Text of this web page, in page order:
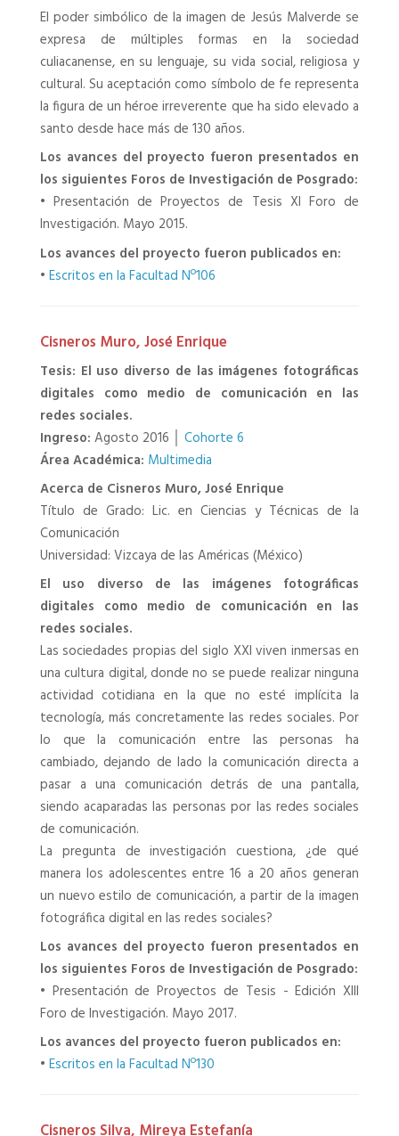
El poder simbólico de la imagen de Jesús Malverde se
expresa de múltiples formas en la sociedad
culiacanense, en su lenguaje, su vida social, religiosa y
cultural. Su aceptación como símbolo de fe representa
la figura de un héroe irreverente que ha sido elevado a
santo desde hace más de 130 años.
Los avances del proyecto fueron presentados en
los siguientes Foros de Investigación de Posgrado:
• Presentación de Proyectos de Tesis XI Foro de
Investigación. Mayo 2015.
Los avances del proyecto fueron publicados en:
• Escritos en la Facultad Nº106
Cisneros Muro, José Enrique
Tesis: El uso diverso de las imágenes fotográficas
digitales como medio de comunicación en las
redes sociales.
Ingreso: Agosto 2016 │ Cohorte 6
Área Académica: Multimedia
Acerca de Cisneros Muro, José Enrique
Título de Grado: Lic. en Ciencias y Técnicas de la
Comunicación
Universidad: Vizcaya de las Américas (México)
El uso diverso de las imágenes fotográficas
digitales como medio de comunicación en las
redes sociales.
Las sociedades propias del siglo XXI viven inmersas en
una cultura digital, donde no se puede realizar ninguna
actividad cotidiana en la que no esté implícita la
tecnología, más concretamente las redes sociales. Por
lo que la comunicación entre las personas ha
cambiado, dejando de lado la comunicación directa a
pasar a una comunicación detrás de una pantalla,
siendo acaparadas las personas por las redes sociales
de comunicación.
La pregunta de investigación cuestiona, ¿de qué
manera los adolescentes entre 16 a 20 años generan
un nuevo estilo de comunicación, a partir de la imagen
fotográfica digital en las redes sociales?
Los avances del proyecto fueron presentados en
los siguientes Foros de Investigación de Posgrado:
• Presentación de Proyectos de Tesis - Edición XIII
Foro de Investigación. Mayo 2017.
Los avances del proyecto fueron publicados en:
• Escritos en la Facultad Nº130